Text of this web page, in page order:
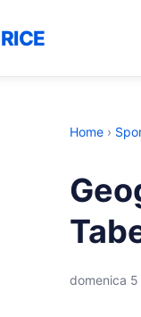
Home ›
domenica